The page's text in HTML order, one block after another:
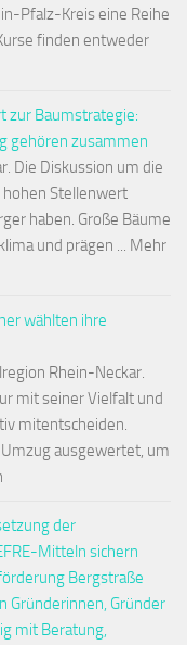
Pfalz-Kreis eine Reihe
finden entweder
zur Baumstrategie:
gehören zusammen
Die Diskussion um die
hohen Stellenwert
haben. Große Bäume
und prägen ... Mehr
wählten ihre
Rhein-Neckar.
mit seiner Vielfalt und
mitentscheiden.
ausgewertet, um
der
Mitteln sichern
Bergstraße
Gründerinnen, Gründer
mit Beratung,